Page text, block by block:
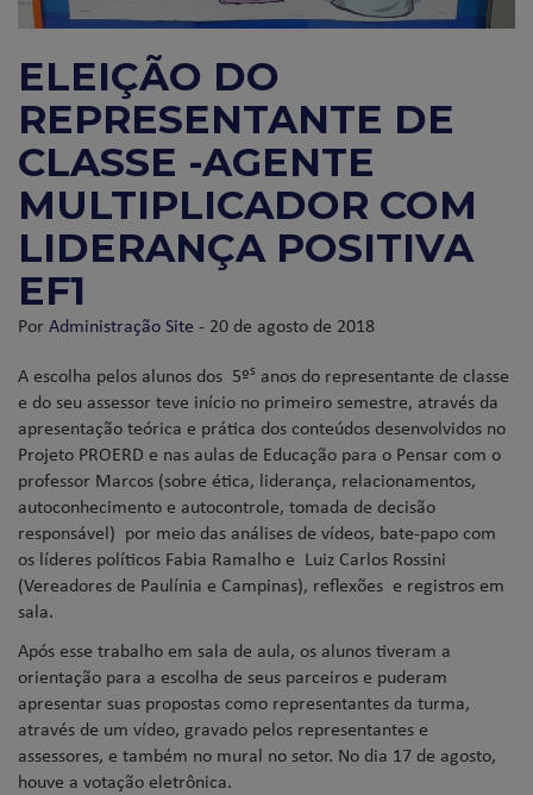
ELEIÇÃO DO
REPRESENTANTE DE
CLASSE -AGENTE
MULTIPLICADOR COM
LIDERANÇA POSITIVA
EF1
PorAdministração Site - 20 de agosto de 2018
A escolha pelos alunos dos 5ºs anos do representante de classe
e do seu assessor teve início no primeiro semestre, através da
apresentação teórica e prática dos conteúdos desenvolvidos no
Projeto PROERD e nas aulas de Educação para o Pensar com o
professor Marcos (sobre ética, liderança, relacionamentos,
autoconhecimento e autocontrole, tomada de decisão
responsável) por meio das análises de vídeos, bate-papo com
os líderes políticos Fabia Ramalho e Luiz Carlos Rossini
(Vereadores de Paulínia e Campinas), reflexões e registros em
sala.
Após esse trabalho em sala de aula, os alunos tiveram a
orientação para a escolha de seus parceiros e puderam
apresentar suas propostas como representantes da turma,
através de um vídeo, gravado pelos representantes e
assessores, e também no mural no setor. No dia 17 de agosto,
houve a votação eletrônica.